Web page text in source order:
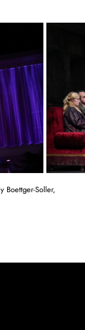
Boettger-Soller,